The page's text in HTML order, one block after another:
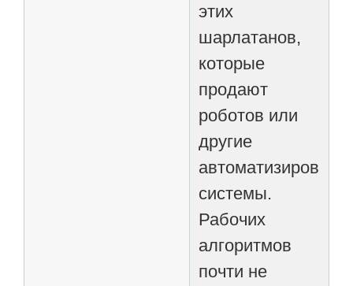
этих
шарлатанов,
которые
продают
роботов или
другие
системы.
Рабочих
алгоритмов
почти не